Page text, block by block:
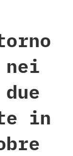
nei
in